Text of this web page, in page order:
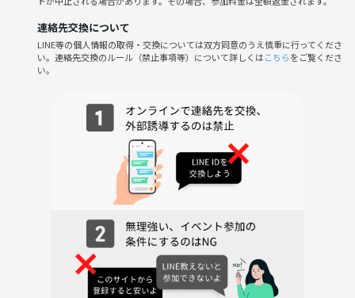
・ワク●ンには裏の目的があるというのを聞いたことがありますか！？
──背脂の奥に隠された“真実”を暴け──
ごっつ亀戸店といえば、背脂ちゃっちゃ系ラーメンの聖地！
実はスタッフの半数以上が都市伝説好きという噂も…（笑）😂🛸👻👽
この夜だけは、湯気立つラーメンをすする音の向こうでフリー“麺”ソン
（秘密結社フリーメイソンもじり）も飛び出すかも⁉️
＼この夜、ごっつ亀戸店が“都市伝説の舞台”になる／
あなたの“都市伝説センサー”をフル稼働でお待ちしてます！
連絡先交換について
LINE等の個人情報の取得・交換については双方同意のうえ慎重に行ってくださ
い。連絡先交換のルール（禁止事項等）について詳しくはこちらをご覧くださ
い。